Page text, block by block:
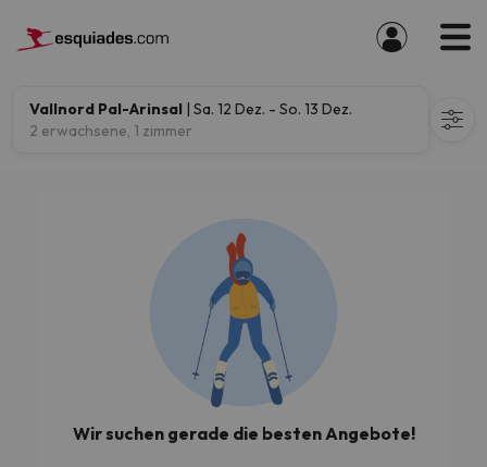
Vallnord Pal-Arinsal | Sa. 12 Dez. - So. 13 Dez.
2 erwachsene, 1 zimmer
Wir suchen gerade die besten Angebote!